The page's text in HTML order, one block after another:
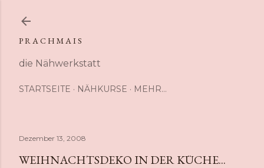
P R A C H M A I S
die Nähwerkstatt
STARTSEITE NÄHKURSE MEHR…
Dezember 13, 2008
WEIHNACHTSDEKO IN DER KÜCHE...